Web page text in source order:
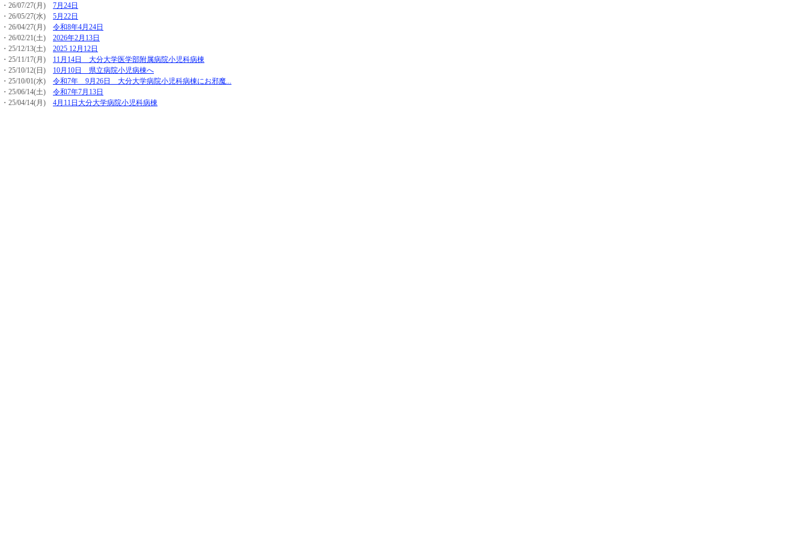
・26/07/27(月) 7月24日
・26/05/27(水) 5月22日
・26/04/27(月) 令和8年4月24日
・26/02/21(土) 2026年2月13日
・25/12/13(土) 2025 12月12日
・25/11/17(月) 11月14日 大分大学医学部附属病院小児科病棟
・25/10/12(日) 10月10日 県立病院小児病棟へ
・25/10/01(水) 令和7年 9月26日 大分大学病院小児科病棟にお邪魔...
・25/06/14(土) 令和7年7月13日
・25/04/14(月) 4月11日大分大学病院小児科病棟